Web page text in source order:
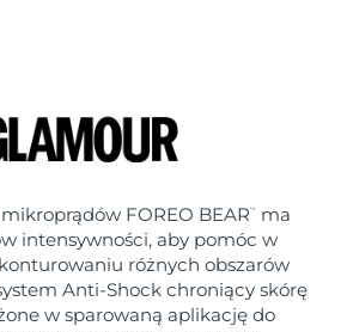
FOREO BEAR™
ma
intensywności, aby pomóc w
różnych obszarów
Anti-Shock chroniący skórę
w sparowaną aplikację do